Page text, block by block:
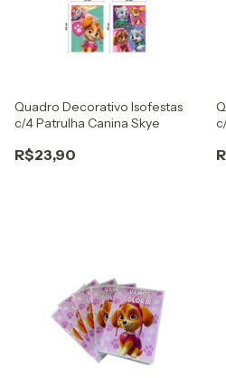
Quadro Decorativo Isofestas
c/4 Patrulha Canina Skye
R$23,90